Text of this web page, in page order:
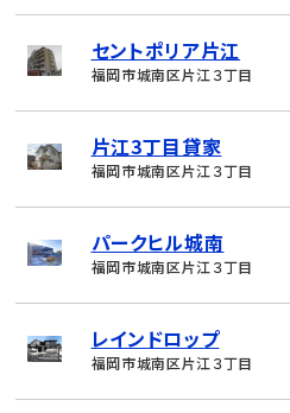
セントポリア片江
福岡市城南区片江３丁目
片江3丁目貸家
福岡市城南区片江３丁目
パークヒル城南
福岡市城南区片江３丁目
レインドロップ
福岡市城南区片江３丁目